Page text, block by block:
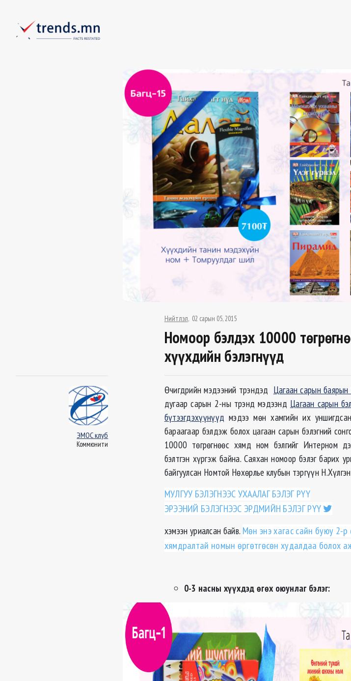
Нийтлэл 02 сарын 05, 2015
Номоор бэлдэх 10000
хүүхдийн бэлэгнүүд
ЭМОС клуб
Коммюнити
Өчигдрийн мэдээний трэндэд Цагаан сарын баярын
дугаар сарын 2-ны трэнд мэдээнд Цагаан сарын
бүтээгдэхүүнүүд мэдээ мөн хамгийн их
бараагаар бэлдэж болох цагаан сарын бэлэгний
10000 төгрөгнөөс хямд ном бэлгийг Интерном
бэлтгэн хүргэж байна. Саяхан номоор бэлэг барих
байгуулсан Номтой Нөхөрлье клубын тэргүүн
МУЛГУУ БЭЛЭГНЭЭС УХААЛАГ БЭЛЭГ РҮҮ
ЭРЭЭНИЙ БЭЛЭГНЭЭС ЭРДМИЙН БЭЛЭГ РҮҮ
хэмээн уриалсан байв. Мөн энэ хагас сайн буюу 2-
хямдралтай номын өргөтгөсөн худалдаа болох
0-3 насны хүүхдэд өгөх оюунлаг бэлэг: